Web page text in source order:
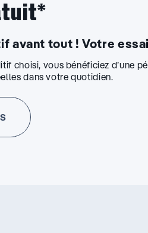
avant tout ! Votre
choisi, vous bénéficiez d’une
dans votre quotidien.